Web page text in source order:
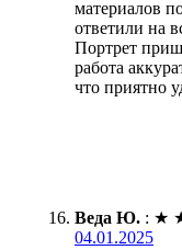
материалов
ответили на
Портрет
работа
что приятно
Веда Ю. : ★
04.01.2025